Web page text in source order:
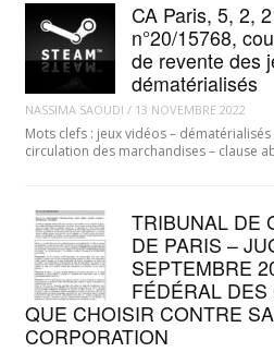
CA Paris, 5, 2,
n°20/15768,
de revente des
dématérialisés
NASSIMA SAOUDI / 13 NOVEMBRE 2022
Mots clefs : jeux vidéos –
circulation des marchandises – clause
TRIBUNAL DE
DE PARIS –
SEPTEMBRE
FÉDÉRAL
QUE CHOISIR CONTRE
CORPORATION